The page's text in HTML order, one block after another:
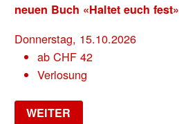
neuen Buch «Haltet euch fest»
Donnerstag, 15.10.2026
ab CHF42
Verlosung
WEITER